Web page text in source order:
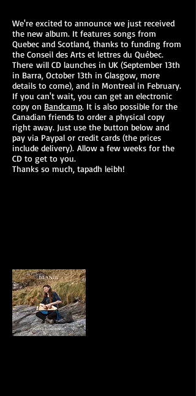
We're excited to announce we just received
the new album. It features songs from
Quebec and Scotland, thanks to funding from
the Conseil des Arts et lettres du Québec.
There will CD launches in UK (September 13th
in Barra, October 13th in Glasgow, more
details to come), and in Montreal in February.
If you can't wait, you can get an electronic
copy on Bandcamp. It is also possible for the
Canadian friends to order a physical copy
right away. Just use the button below and
pay via Paypal or credit cards (the prices
include delivery). Allow a few weeks for the
CD to get to you.
Thanks so much, tapadh leibh!